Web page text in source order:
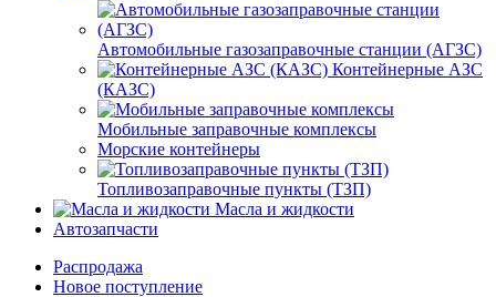
Автомобильные газозаправочные станции (АГЗС)
Контейнерные АЗС
(КАЗС)
Мобильные заправочные комплексы
Морские контейнеры
Топливозаправочные пункты (ТЗП)
Масла и жидкости
Автозапчасти
Распродажа
Новое поступление